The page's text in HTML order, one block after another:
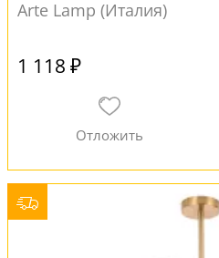
Arte Lamp (Италия)
1 118 ₽